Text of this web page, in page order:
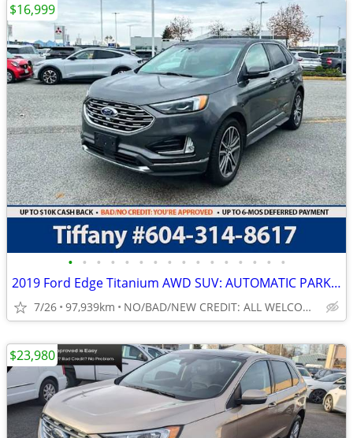
• • • • • • • • • • • • • • • •
2019 Ford Edge Titanium AWD SUV: AUTOMATIC PARKING, LOCAL,
7/26 97,939km NO/BAD/NEW CREDIT: ALL WELCOME!
$16,999
$23,980